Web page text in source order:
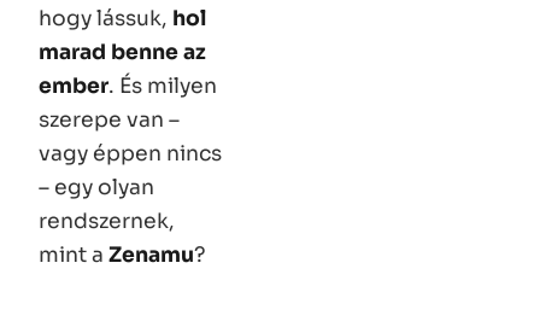
hogy lássuk, hol
marad benne az
ember. És milyen
szerepe van –
vagy éppen nincs
– egy olyan
rendszernek,
mint a Zenamu?